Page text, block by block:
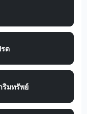
ด
ริมทรัพย์